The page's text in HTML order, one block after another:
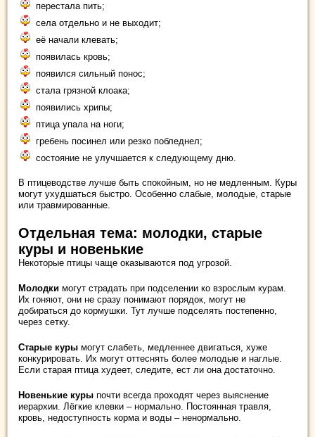
перестала пить;
села отдельно и не выходит;
её начали клевать;
появилась кровь;
появился сильный понос;
стала грязной клоака;
появились хрипы;
птица упала на ноги;
гребень посинел или резко побледнел;
состояние не улучшается к следующему дню.
В птицеводстве лучше быть спокойным, но не медленным. Куры
могут ухудшаться быстро. Особенно слабые, молодые, старые
или травмированные.
Отдельная тема: молодки, старые
куры и новенькие
Некоторые птицы чаще оказываются под угрозой.
Молодки могут страдать при подселении ко взрослым курам.
Их гоняют, они не сразу понимают порядок, могут не
добираться до кормушки. Тут лучше подселять постепенно,
через сетку.
Старые куры могут слабеть, медленнее двигаться, хуже
конкурировать. Их могут оттеснять более молодые и наглые.
Если старая птица худеет, следите, ест ли она достаточно.
Новенькие куры почти всегда проходят через выяснение
иерархии. Лёгкие клевки – нормально. Постоянная травля,
кровь, недоступность корма и воды – ненормально.